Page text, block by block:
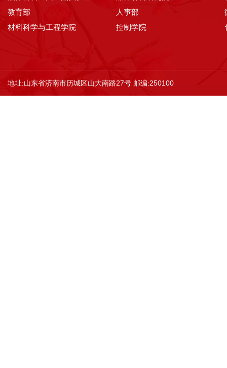
教育部
人事部
材料科学与工程学院
控制学院
地址:山东省济南市历城区山大南路27号 邮编:250100